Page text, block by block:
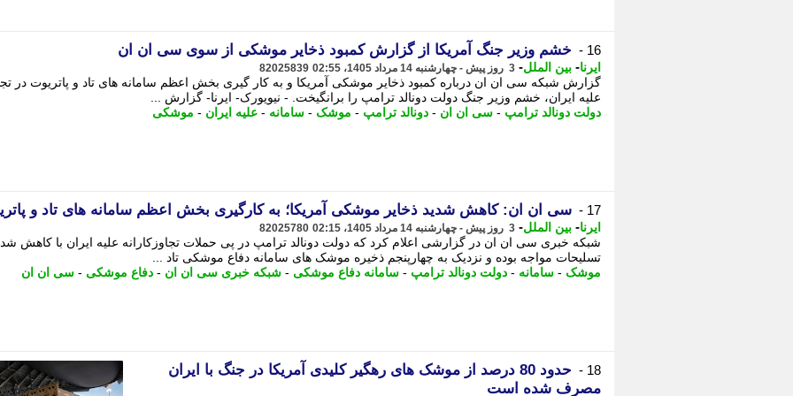
16 - خشم وزیر جنگ آمریکا از گزارش کمبود ذخایر موشکی از سوی سی ان ان
ایرنا- بین الملل- 3 روز پیش - چهارشنبه 14 مرداد 1405، 02:55 82025839
گزارش شبکه سی ان ان درباره کمبود ذخایر موشکی آمریکا و به کار گیری بخش اعظم سامانه های تاد و پاتریوت در
علیه ایران، خشم وزیر جنگ دولت دونالد ترامپ را برانگیخت. - نیویورک- ایرنا- گزارش ...
دولت دونالد ترامپ - سی ان ان - دونالد ترامپ - موشک - سامانه - علیه ایران - موشکی
17 - سی ان ان: کاهش شدید ذخایر موشکی آمریکا؛ به کارگیری بخش اعظم سامانه های تاد و
ایرنا- بین الملل- 3 روز پیش - چهارشنبه 14 مرداد 1405، 02:15 82025780
شبکه خبری سی ان ان در گزارشی اعلام کرد که دولت دونالد ترامپ در پی حملات تجاوزکارانه علیه ایران با کاهش
تسلیحات مواجه بوده و نزدیک به چهارپنجم ذخیره موشک های سامانه دفاع موشکی تاد ...
موشک - سامانه - دولت دونالد ترامپ - سامانه دفاع موشکی - شبکه خبری سی ان ان - دفاع موشکی - سی ان ان
18 -
حدود 80 درصد از موشک های رهگیر کلیدی آمریکا در جنگ با ایران
مصرف شده است